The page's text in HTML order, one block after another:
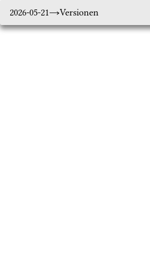
2026-05-21 Versionen